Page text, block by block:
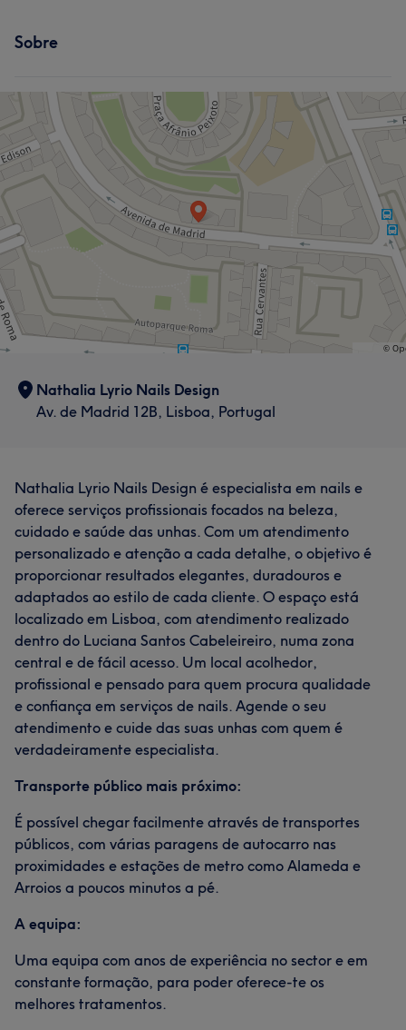
Sobre
Nathalia Lyrio Nails Design
Av. de Madrid 12B, Lisboa, Portugal
Nathalia Lyrio Nails Design é especialista em nails e
oferece serviços profissionais focados na beleza,
cuidado e saúde das unhas. Com um atendimento
personalizado e atenção a cada detalhe, o objetivo é
proporcionar resultados elegantes, duradouros e
adaptados ao estilo de cada cliente. O espaço está
localizado em Lisboa, com atendimento realizado
dentro do Luciana Santos Cabeleireiro, numa zona
central e de fácil acesso. Um local acolhedor,
profissional e pensado para quem procura qualidade
e confiança em serviços de nails. Agende o seu
atendimento e cuide das suas unhas com quem é
verdadeiramente especialista.
Transporte público mais próximo:
É possível chegar facilmente através de transportes
públicos, com várias paragens de autocarro nas
proximidades e estações de metro como Alameda e
Arroios a poucos minutos a pé.
A equipa:
Uma equipa com anos de experiência no sector e em
constante formação, para poder oferece-te os
melhores tratamentos.